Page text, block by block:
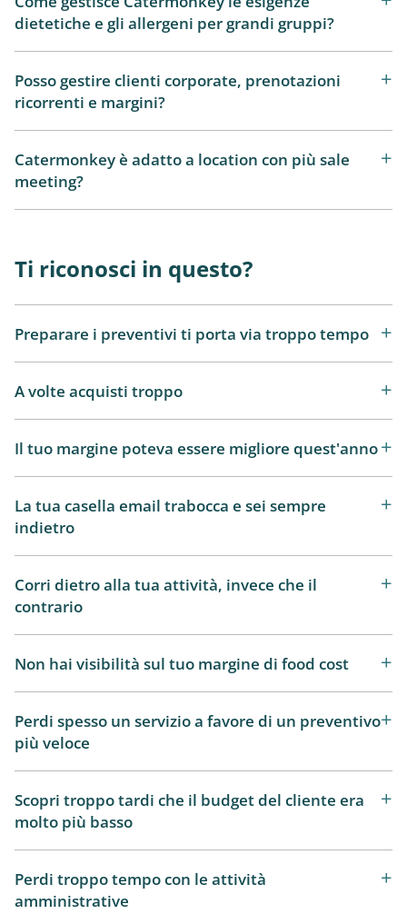
dietetiche e gli allergeni per grandi gruppi?
Posso gestire clienti corporate, prenotazioni
ricorrenti e margini?
Catermonkey è adatto a location con più sale
meeting?
Ti riconosci in questo?
Preparare i preventivi ti porta via troppo tempo
A volte acquisti troppo
Il tuo margine poteva essere migliore quest'anno
La tua casella email trabocca e sei sempre
indietro
Corri dietro alla tua attività, invece che il
contrario
Non hai visibilità sul tuo margine di food cost
Perdi spesso un servizio a favore di un preventivo
più veloce
Scopri troppo tardi che il budget del cliente era
molto più basso
Perdi troppo tempo con le attività
amministrative